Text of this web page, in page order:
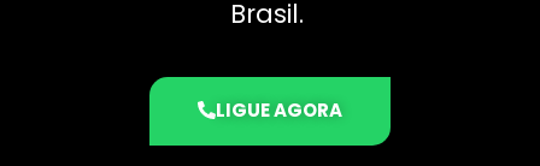
Brasil.
LIGUE AGORA